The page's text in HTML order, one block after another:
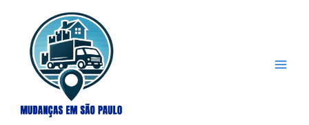
conteúdo